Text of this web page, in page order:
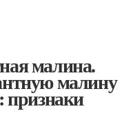
малина.
малину
признаки